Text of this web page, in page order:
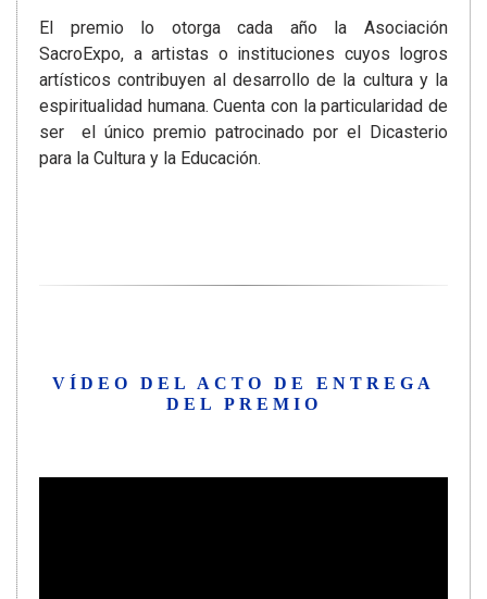
El premio lo otorga cada año la Asociación
SacroExpo, a artistas o instituciones cuyos logros
artísticos contribuyen al desarrollo de la cultura y la
espiritualidad humana. Cuenta con la particularidad de
ser el único premio patrocinado por el Dicasterio
para la Cultura y la Educación.
VÍDEO DEL ACTO DE ENTREGA
DEL PREMIO